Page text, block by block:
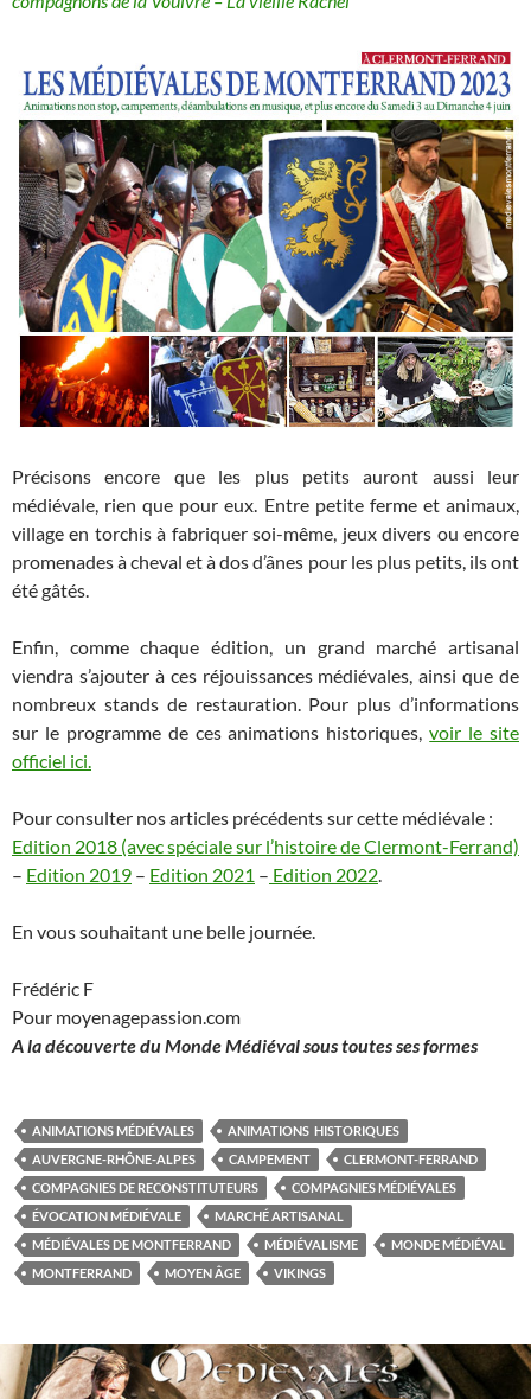
Précisons encore que les plus petits auront aussi leur
médiévale, rien que pour eux. Entre petite ferme et animaux,
village en torchis à fabriquer soi-même, jeux divers ou encore
promenades à cheval et à dos d’ânes pour les plus petits, ils ont
été gâtés.
Enfin, comme chaque édition, un grand marché artisanal
viendra s’ajouter à ces réjouissances médiévales, ainsi que de
nombreux stands de restauration. Pour plus d’informations
sur le programme de ces animations historiques,voir le site
officiel ici.
Pour consulter nos articles précédents sur cette médiévale :
Edition 2018 (avec spéciale sur l’histoire de Clermont-Ferrand)
– Edition 2019 – Edition 2021 – Edition 2022.
En vous souhaitant une belle journée.
Frédéric F
Pour moyenagepassion.com
A la découverte du Monde Médiéval sous toutes ses formes
ANIMATIONS MÉDIÉVALES
ANIMATIONS HISTORIQUES
AUVERGNE-RHÔNE-ALPES
CAMPEMENT
CLERMONT-FERRAND
COMPAGNIES DE RECONSTITUTEURS
COMPAGNIES MÉDIÉVALES
ÉVOCATION MÉDIÉVALE
MARCHÉ ARTISANAL
MÉDIÉVALES DE MONTFERRAND
MÉDIÉVALISME
MONDE MÉDIÉVAL
MONTFERRAND
MOYEN ÂGE VIKINGS